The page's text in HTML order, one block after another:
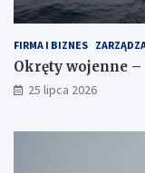
FIRMA I BIZNES
Okręty wojenne
25 lipca 2026